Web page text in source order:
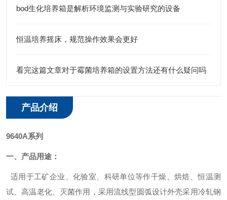
bod生化培养箱是解析环境监测与实验研究的设备
恒温培养摇床，规范操作效果会更好
看完这篇文章对于霉菌培养箱的设置方法还有什么疑问吗
产品介绍
9640A系列
一、产品用途：
适用于工矿企业、化验室、科研单位等作干燥、烘焙、恒温测
试、高温老化、灭菌作用，采用流线型圆弧设计外壳采用冷轧钢